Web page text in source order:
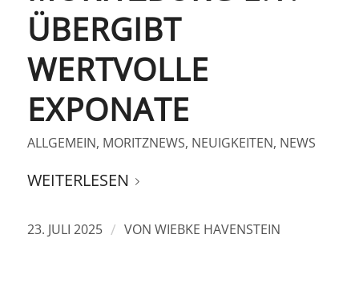
ÜBERGIBT
WERTVOLLE
EXPONATE
ALLGEMEIN, MORITZNEWS, NEUIGKEITEN, NEWS
WEITERLESEN
23. JULI 2025 / VON WIEBKE HAVENSTEIN